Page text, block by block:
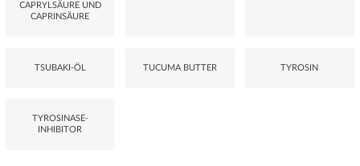
CAPRYLSÄURE UND
CAPRINSÄURE
TSUBAKI-ÖL TUCUMA BUTTER TYROSIN
TYROSINASE-
INHIBITOR